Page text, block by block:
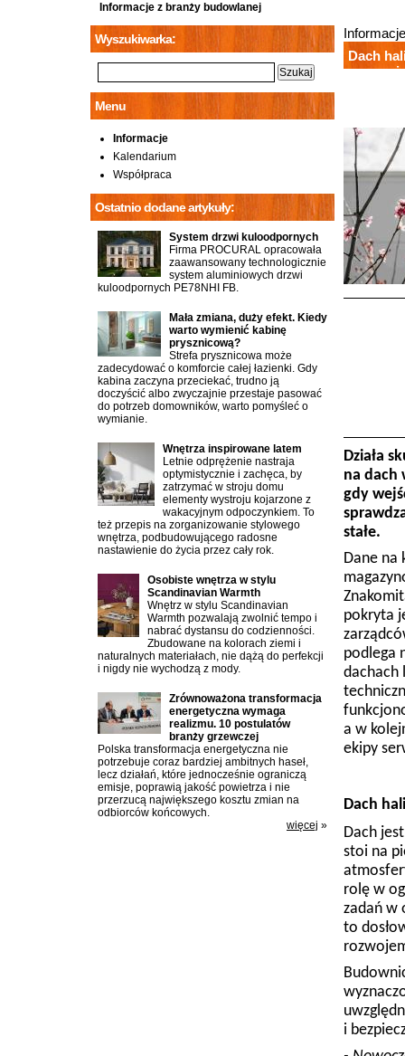
Informacje z branży budowlanej
Dach
Działa
na dach
gdy
stałe.
Dane na
pokryta
podlega
dachach
a w
ekipy
Dach
Dach
stoi na
rolę w
zadań w
to
i
Wyszukiwarka:
Menu
Informacje
Kalendarium
Współpraca
Ostatnio dodane artykuły:
System drzwi kuloodpornych
Firma PROCURAL opracowała
zaawansowany technologicznie
system aluminiowych drzwi
kuloodpornych PE78NHI FB.
Mała zmiana, duży efekt. Kiedy
warto wymienić kabinę
prysznicową?
Strefa prysznicowa może
zadecydować o komforcie całej łazienki. Gdy
kabina zaczyna przeciekać, trudno ją
doczyścić albo zwyczajnie przestaje pasować
do potrzeb domowników, warto pomyśleć o
wymianie.
Wnętrza inspirowane latem
Letnie odprężenie nastraja
optymistycznie i zachęca, by
zatrzymać w stroju domu
elementy wystroju kojarzone z
wakacyjnym odpoczynkiem. To
też przepis na zorganizowanie stylowego
wnętrza, podbudowującego radosne
nastawienie do życia przez cały rok.
Osobiste wnętrza w stylu
Scandinavian Warmth
Wnętrz w stylu Scandinavian
Warmth pozwalają zwolnić tempo i
nabrać dystansu do codzienności.
Zbudowane na kolorach ziemi i
naturalnych materiałach, nie dążą do perfekcji
i nigdy nie wychodzą z mody.
Zrównoważona transformacja
energetyczna wymaga
realizmu. 10 postulatów
branży grzewczej
Polska transformacja energetyczna nie
potrzebuje coraz bardziej ambitnych haseł,
lecz działań, które jednocześnie ograniczą
emisje, poprawią jakość powietrza i nie
przerzucą największego kosztu zmian na
odbiorców końcowych.
więcej »